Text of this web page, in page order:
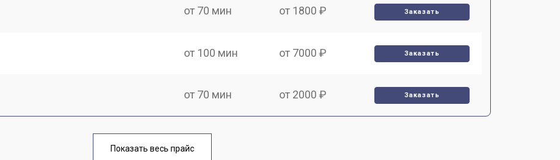
от 70 мин от 1800 ₽ Заказать
от 100 мин от 7000 ₽ Заказать
от 70 мин от 2000 ₽ Заказать
от 40 мин
Показать весь прайс